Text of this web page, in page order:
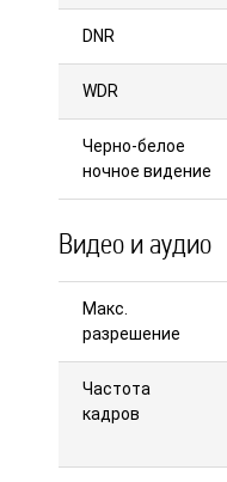
DNR
WDR
Черно-белое
ночное видение
Видео и аудио
Макс.
разрешение
Частота
кадров